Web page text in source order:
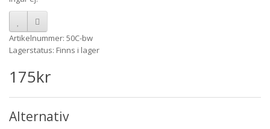
Artikelnummer: 50C-bw
Lagerstatus: Finns i lager
175kr
Alternativ